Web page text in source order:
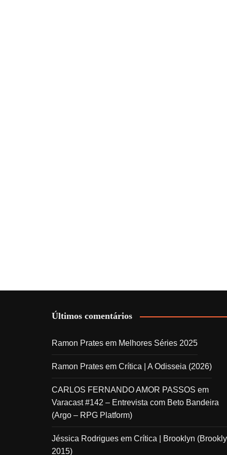
Últimos comentários
Ramon Prates em Melhores Séries 2025
Ramon Prates em Crítica | A Odisseia (2026)
CARLOS FERNANDO AMOR PASSOS em
Varacast #142 – Entrevista com Beto Bandeira
(Argo – RPG Platform)
Jéssica Rodrigues em Crítica | Brooklyn
2015)